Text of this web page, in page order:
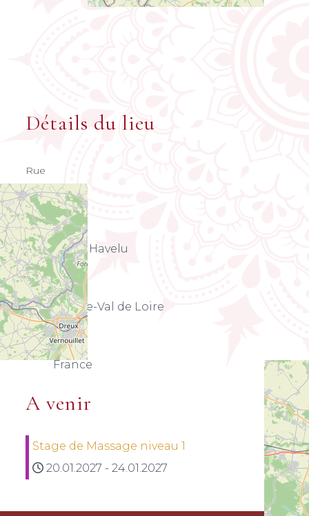
Détails du lieu
Rue
D 21.4
Ville
28410 Havelu
Région
Centre-Val de Loire
Pays
France
A venir
Stage de Massage niveau 1
20.01.2027 - 24.01.2027